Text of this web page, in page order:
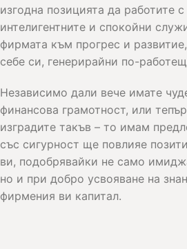
изгодна позицията да работите
интелигентните и спокойни
фирмата към прогрес и
себе си, генерирайни по-
Независимо дали вече имате
финансова грамотност, или
изградите такъв – то имам
със сигурност ще повлияе
ви, подобрявайки не само
но и при добро усвояване на
фирмения ви капитал.